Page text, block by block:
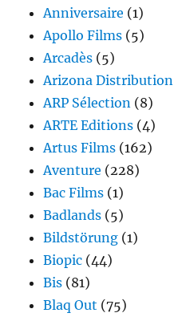
Anniversaire (1)
Apollo Films (5)
Arcadès (5)
Arizona Distribution
ARP Sélection (8)
ARTE Editions (4)
Artus Films (162)
Aventure (228)
Bac Films (1)
Badlands (5)
Bildstörung (1)
Biopic (44)
Bis (81)
Blaq Out (75)